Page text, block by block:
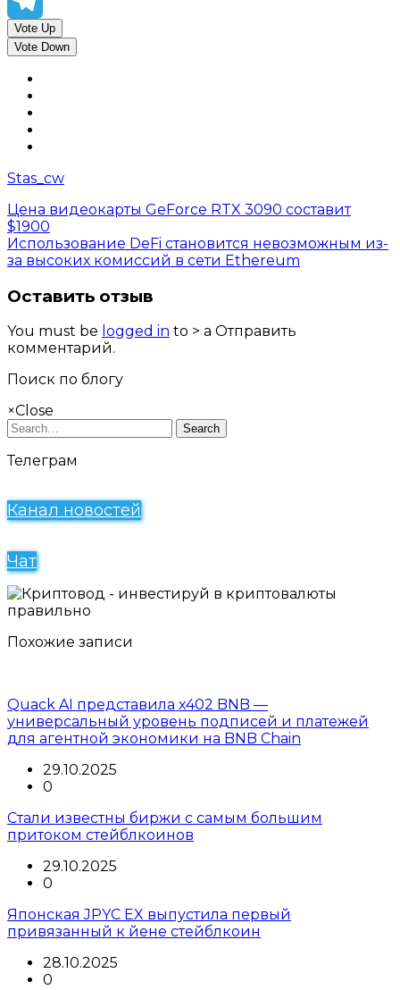
Telegram
Vote Up
Vote Down
Stas_cw
Цена видеокарты GeForce RTX 3090 составит
$1900
Использование DeFi становится невозможным из-
за высоких комиссий в сети Ethereum
Оставить отзыв
You must be logged in to > a Отправить
комментарий.
Поиск по блогу
×Close
Search
Телеграм
Канал новостей
Чат
Похожие записи
Quack AI представила x402 BNB —
универсальный уровень подписей и платежей
для агентной экономики на BNB Chain
29.10.2025
0
Стали известны биржи с самым большим
притоком стейблкоинов
29.10.2025
0
Японская JPYC EX выпустила первый
привязанный к йене стейблкоин
28.10.2025
0